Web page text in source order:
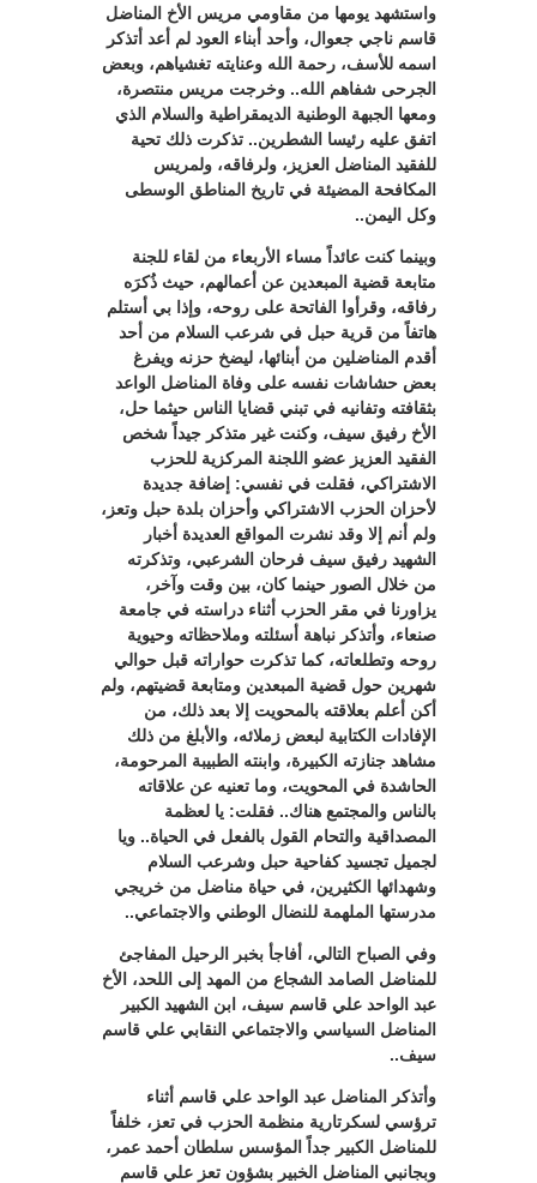
واستشهد يومها من مقاومي مريس الأخ المناضل
قاسم ناجي جعوال، وأحد أبناء العود لم أعد أتذكر
اسمه للأسف، رحمة الله وعنايته تغشياهم، وبعض
الجرحى شفاهم الله.. وخرجت مريس منتصرة،
ومعها الجبهة الوطنية الديمقراطية والسلام الذي
اتفق عليه رئيسا الشطرين.. تذكرت ذلك تحية
للفقيد المناضل العزيز، ولرفاقه، ولمريس
المكافحة المضيئة في تاريخ المناطق الوسطى
وكل اليمن..
وبينما كنت عائداً مساء الأربعاء من لقاء للجنة
متابعة قضية المبعدين عن أعمالهم، حيث ذُكرَه
رفاقه، وقرأوا الفاتحة على روحه، وإذا بي أستلم
هاتفاً من قرية حبل في شرعب السلام من أحد
أقدم المناضلين من أبنائها، ليضخ حزنه ويفرغ
بعض حشاشات نفسه على وفاة المناضل الواعد
بثقافته وتفانيه في تبني قضايا الناس حيثما حل،
الأخ رفيق سيف، وكنت غير متذكر جيداً شخص
الفقيد العزيز عضو اللجنة المركزية للحزب
الاشتراكي، فقلت في نفسي: إضافة جديدة
لأحزان الحزب الاشتراكي وأحزان بلدة حبل وتعز،
ولم أنم إلا وقد نشرت المواقع العديدة أخبار
الشهيد رفيق سيف فرحان الشرعبي، وتذكرته
من خلال الصور حينما كان، بين وقت وآخر،
يزاورنا في مقر الحزب أثناء دراسته في جامعة
صنعاء، وأتذكر نباهة أسئلته وملاحظاته وحيوية
روحه وتطلعاته، كما تذكرت حواراته قبل حوالي
شهرين حول قضية المبعدين ومتابعة قضيتهم، ولم
أكن أعلم بعلاقته بالمحويت إلا بعد ذلك، من
الإفادات الكتابية لبعض زملائه، والأبلغ من ذلك
مشاهد جنازته الكبيرة، وابنته الطبيبة المرحومة،
الحاشدة في المحويت، وما تعنيه عن علاقاته
بالناس والمجتمع هناك.. فقلت: يا لعظمة
المصداقية والتحام القول بالفعل في الحياة.. ويا
لجميل تجسيد كفاحية حبل وشرعب السلام
وشهدائها الكثيرين، في حياة مناضل من خريجي
مدرستها الملهمة للنضال الوطني والاجتماعي..
وفي الصباح التالي، أفاجأ بخبر الرحيل المفاجئ
للمناضل الصامد الشجاع من المهد إلى اللحد، الأخ
عبد الواحد علي قاسم سيف، ابن الشهيد الكبير
المناضل السياسي والاجتماعي النقابي علي قاسم
سيف..
وأتذكر المناضل عبد الواحد علي قاسم أثناء
ترؤسي لسكرتارية منظمة الحزب في تعز، خلفاً
للمناضل الكبير جداً المؤسس سلطان أحمد عمر،
وبجانبي المناضل الخبير بشؤون تعز علي قاسم